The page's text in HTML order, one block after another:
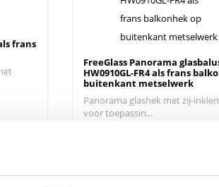
frans
FreeGlass Panorama
HW0910GL-FR4 als frans
buitenkant metselwerk
Panorama glashek met zij-
voor toepassin...